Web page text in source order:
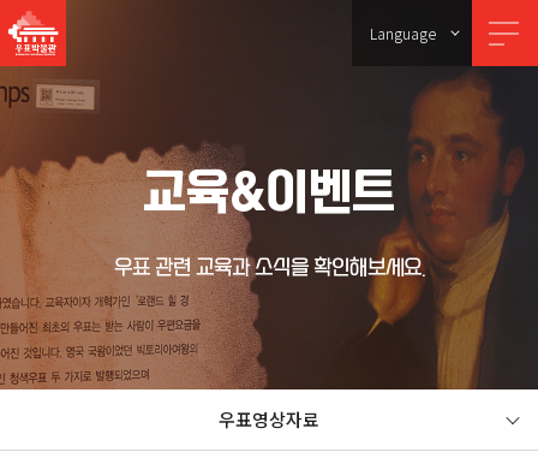
Language
교육&이벤트
우표 관련 교육과 소식을 확인해보세요.
우표영상자료